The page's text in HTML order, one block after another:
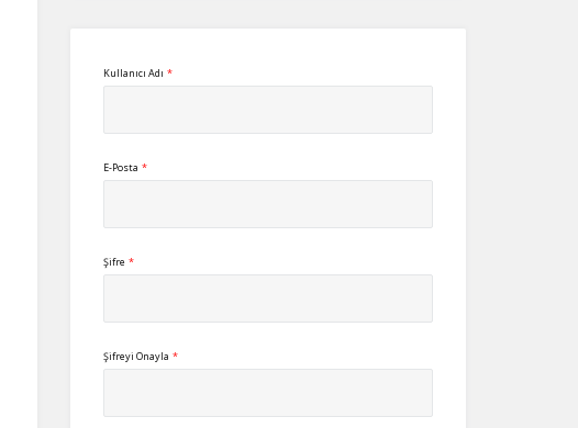
Kullanıcı Adı *
E-Posta *
Şifre *
Şifreyi Onayla *